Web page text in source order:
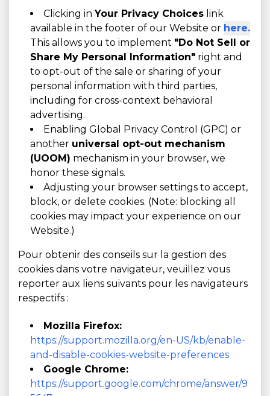
Clicking inYour Privacy Choices link
available in the footer of our Website or here.
This allows you to implement "Do Not Sell or
Share My Personal Information" right and
to opt-out of the sale or sharing of your
personal information with third parties,
including for cross-context behavioral
advertising.
Enabling Global Privacy Control (GPC) or
another universal opt-out mechanism
(UOOM) mechanism in your browser, we
honor these signals.
Adjusting your browser settings to accept,
block, or delete cookies. (Note: blocking all
cookies may impact your experience on our
Website.)
Pour obtenir des conseils sur la gestion des
cookies dans votre navigateur, veuillez vous
reporter aux liens suivants pour les navigateurs
respectifs :
Mozilla Firefox:
https://support.mozilla.org/en-US/kb/enable-
and-disable-cookies-website-preferences
Google Chrome:
https://support.google.com/chrome/answer/9